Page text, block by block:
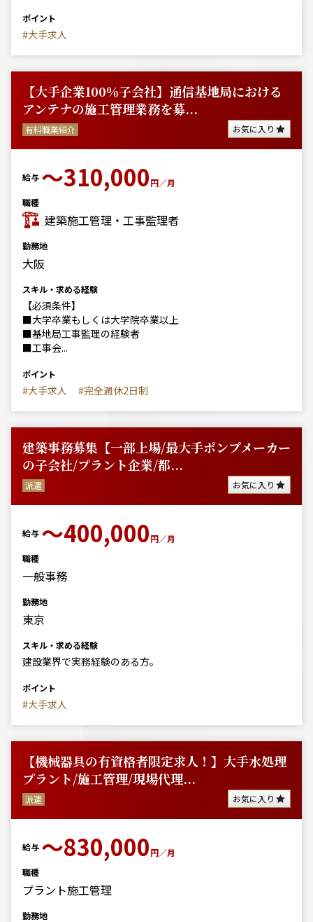
ポイント
#大手求人
【大手企業100％子会社】通信基地局における
アンテナの施工管理業務を募...
有料職業紹介 お気に入り
給与 〜310,000円／月
職種
建築施工管理・工事監理者
勤務地
大阪
スキル・求める経験
【必須条件】
■大学卒業もしくは大学院卒業以上
■基地局工事監理の経験者
■工事会...
ポイント
#大手求人 #完全週休2日制
建築事務募集【一部上場/最大手ポンプメーカー
の子会社/プラント企業/都...
派遣 お気に入り
給与 〜400,000円／月
職種
一般事務
勤務地
東京
スキル・求める経験
建設業界で実務経験のある方。
ポイント
#大手求人
【機械器具の有資格者限定求人！】大手水処理
プラント/施工管理/現場代理...
派遣 お気に入り
給与 〜830,000円／月
職種
プラント施工管理
勤務地